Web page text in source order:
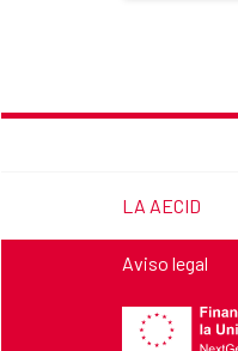
ENLACE A
LA AECID
Enlace a la
Aviso legal